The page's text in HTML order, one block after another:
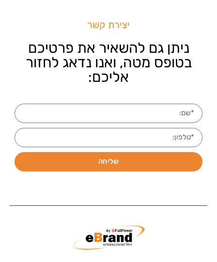
יצירת קשר
ניתן גם להשאיר את פרטיכם
בטופס מטה, ואנו נדאג לחזור
אליכם:
שליחה